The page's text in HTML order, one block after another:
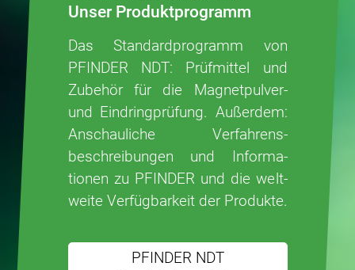
Unser Produktprogramm
Das Standardprogramm von
PFINDER NDT: Prüfmittel und
Zubehör für die Magnetpulver-
und Eindring­prüfung. Außerdem:
An­schau­liche Ver­fahrens­
beschrei­bungen und Infor­ma­
tionen zu PFINDER und die welt­
weite Verfüg­bar­keit der Produkte.
PFINDER NDT